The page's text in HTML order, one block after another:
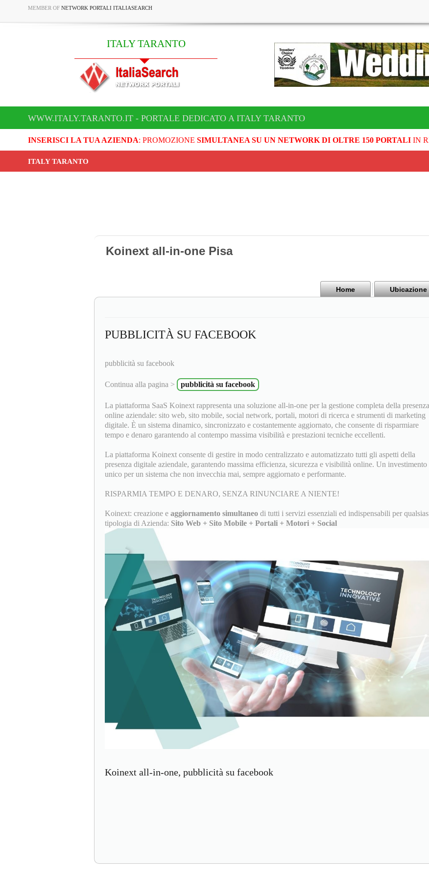
MEMBER OF NETWORK PORTALI ITALIASEARCH
ITALY TARANTO
WWW.ITALY.TARANTO.IT - PORTALE DEDICATO A ITALY TARANTO
INSERISCI LA TUA AZIENDA: PROMOZIONE SIMULTANEA SU UN NETWORK DI OLTRE 150 PORTALIIN
ITALY TARANTO
Koinext all-in-one Pisa
Home Ubicazione
PUBBLICITÀ SU FACEBOOK
pubblicità su facebook
Continua alla pagina > pubblicità su facebook
La piattaforma SaaS Koinext rappresenta una soluzione all-in-one per la gestione completa della presenza
online aziendale: sito web, sito mobile, social network, portali, motori di ricerca e strumenti di marketing
digitale. È un sistema dinamico, sincronizzato e costantemente aggiornato, che consente di risparmiare
tempo e denaro garantendo al contempo massima visibilità e prestazioni tecniche eccellenti.
La piattaforma Koinext consente di gestire in modo centralizzato e automatizzato tutti gli aspetti della
presenza digitale aziendale, garantendo massima efficienza, sicurezza e visibilità online. Un investimento
unico per un sistema che non invecchia mai, sempre aggiornato e performante.
RISPARMIA TEMPO E DENARO, SENZA RINUNCIARE A NIENTE!
Koinext: creazione e aggiornamento simultaneo di tutti i servizi essenziali ed indispensabili per
tipologia di Azienda: Sito Web + Sito Mobile + Portali + Motori + Social
Koinext all-in-one, pubblicità su facebook